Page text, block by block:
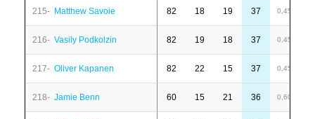
215- Matthew Savoie 82 18 19 37 0,45
216- Vasily Podkolzin 82 19 18 37 0,45
217- Oliver Kapanen 82 22 15 37 0,45
218- Jamie Benn 60 15 21 36 0,60